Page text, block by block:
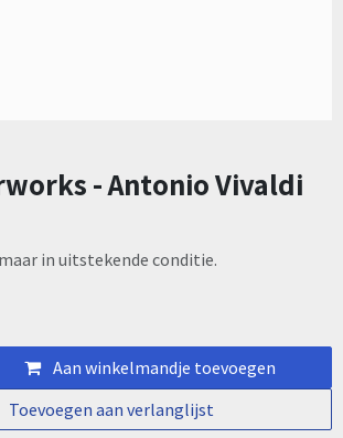
- Antonio Vivaldi
in uitstekende conditie.
Aan winkelmandje toevoegen
Toevoegen aan verlanglijst